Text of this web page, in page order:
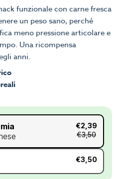
funzionale con carne fresca
un peso sano, perché
meno pressione articolare e
Una ricompensa
anni.
€2,39
€3,50
€3,50